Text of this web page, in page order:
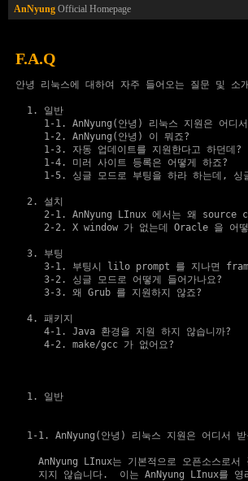
AnNyung Official Homepage
F.A.Q
안녕 리눅스에 대하여 자주 들어오는 질문 및 소
1. 일반
1-1. AnNyung(안녕) 리눅스 지원은 어디
1-2. AnNyung(안녕) 이 뭐죠?
1-3. 자동 업데이트를 지원한다고 하던데?
1-4. 미러 사이트 등록은 어떻게 하죠?
1-5. 싱글 모드로 부팅을 하라 하는데, 싱
2. 설치
2-1. AnNyung LInux 에서는 왜 source
2-2. X window 가 없는데 Oracle 을 어떻
3. 부팅
3-1. 부팅시 lilo prompt 를 지나면
3-2. 싱글 모드로 어떻게 들어가나요?
3-3. 왜 Grub 를 지원하지 않죠?
4. 패키지
4-1. Java 환경을 지원 하지 않습니까?
4-2. make/gcc 가 없어요?
1. 일반
1-1. AnNyung(안녕) 리눅스 지원은 어디서 받
AnNyung LInux는 기본적으로 오픈소스로서
지지 않습니다.  이는 AnNyung LInux를 영